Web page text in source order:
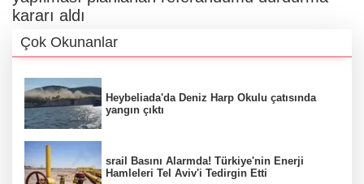
kararı aldı
Çok Okunanlar
Heybeliada'da Deniz Harp Okulu çatısında
yangın çıktı
srail Basını Alarmda! Türkiye'nin Enerji
Hamleleri Tel Aviv'i Tedirgin Etti